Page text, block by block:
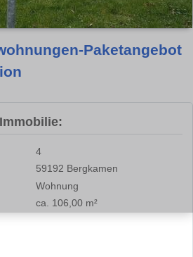
Paketangebot
4
59192 Bergkamen
Wohnung
ca. 106,00 m²